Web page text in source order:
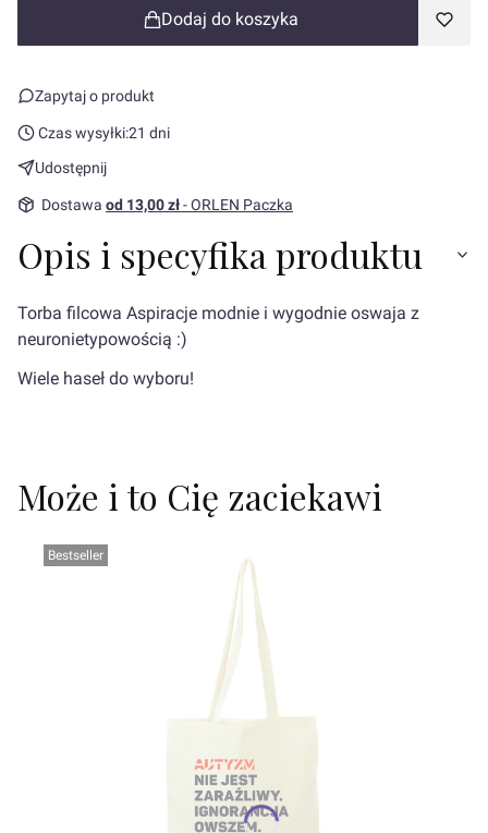
Dodaj do koszyka
Zapytaj o produkt
Czas wysyłki:21 dni
Udostępnij
Dostawa od 13,00 zł- ORLEN Paczka
Opis i specyfika produktu
Torba filcowa Aspiracje modnie i wygodnie oswaja z
neuronietypowością :)
Wiele haseł do wyboru!
Może i to Cię zaciekawi
Bestseller